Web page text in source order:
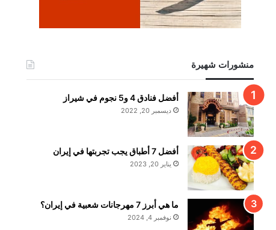
منشورات شهيرة
أفضل فنادق 4 و5 نجوم في شيراز
ديسمبر 20, 2022
أفضل 7 أطباق يجب تجربتها في إيران
يناير 20, 2023
ما هي أبرز 7 مهرجانات شعبية في إيران؟
نوفمبر 4, 2024